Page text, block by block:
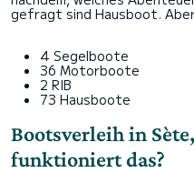
gefragt sind Hausboot.
4 Segelboote
36 Motorboote
2 RIB
73 Hausboote
Bootsverleih in
funktioniert das?